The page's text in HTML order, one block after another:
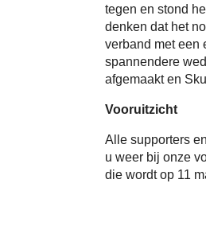
tegen en stond
denken dat het
verband met een
spannendere
afgemaakt en
Vooruitzicht
Alle supporters
u weer bij onze
die wordt op 11